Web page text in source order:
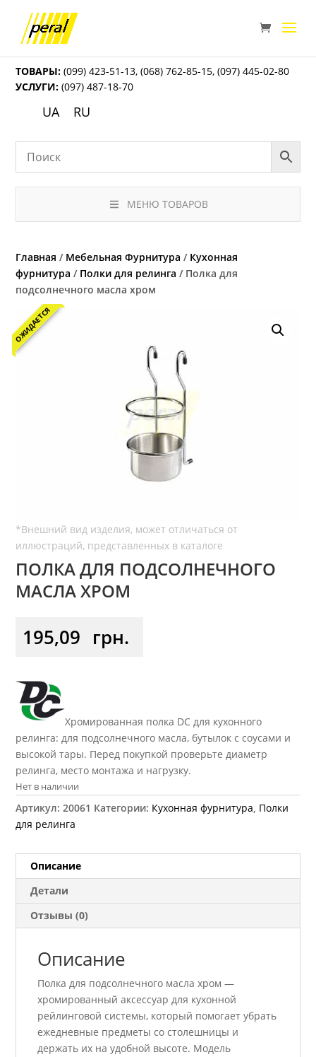
ТОВАРЫ: (099) 423-51-13,(068) 762-85-15,(097) 445-02-80
УСЛУГИ: (097) 487-18-70
UA RU
МЕНЮ ТОВАРОВ
Главная / Мебельная Фурнитура / Кухонная
фурнитура / Полки для релинга / Полка для
подсолнечного масла хром
ОЖИДАЕТСЯ
ПОЛКА ДЛЯ ПОДСОЛНЕЧНОГО
МАСЛА ХРОМ
195,09 грн.
Хромированная полка DC для кухонного
релинга: для подсолнечного масла, бутылок с соусами и
высокой тары. Перед покупкой проверьте диаметр
релинга, место монтажа и нагрузку.
Нет в наличии
Артикул:20061 Категории: Кухонная фурнитура, Полки
для релинга
Описание
Детали
Отзывы (0)
Описание
Полка для подсолнечного масла хром —
хромированный аксессуар для кухонной
рейлинговой системы, который помогает убрать
ежедневные предметы со столешницы и
держать их на удобной высоте. Модель